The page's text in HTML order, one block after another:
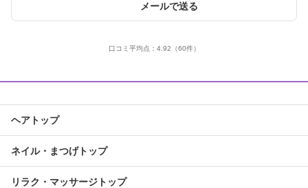
メールで送る
口コミ平均点： 4.92 （60件）
ヘアトップ
ネイル・まつげトップ
リラク・マッサージトップ